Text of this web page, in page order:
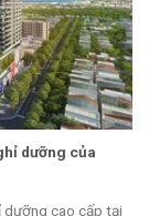
dưỡng của
dưỡng cao cấp tại